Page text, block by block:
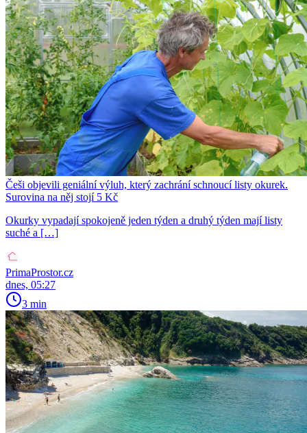
Češi objevili geniální výluh, který zachrání schnoucí listy okurek.
Surovina na něj stojí 5 Kč
Okurky vypadají spokojeně jeden týden a druhý týden mají listy
suché a […]
PrimaProstor.cz
dnes, 05:27
3 min